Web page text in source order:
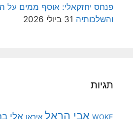
פנחס יחזקאלי: אוסף ממים על
והשלכותיה 31 ביולי 2026
תגיות
WOKE אבי הראל איראן אלי